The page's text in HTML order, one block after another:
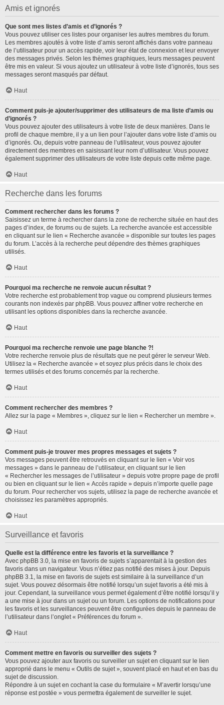
Amis et ignorés
Que sont mes listes d’amis et d’ignorés ?
Vous pouvez utiliser ces listes pour organiser les autres membres du forum.
Les membres ajoutés à votre liste d’amis seront affichés dans votre panneau
de l’utilisateur pour un accès rapide, voir leur état de connexion et leur envoyer
des messages privés. Selon les thèmes graphiques, leurs messages peuvent
être mis en valeur. Si vous ajoutez un utilisateur à votre liste d’ignorés, tous ses
messages seront masqués par défaut.
Haut
Comment puis-je ajouter/supprimer des utilisateurs de ma liste d’amis ou
d’ignorés ?
Vous pouvez ajouter des utilisateurs à votre liste de deux manières. Dans le
profil de chaque membre, il y a un lien pour l’ajouter dans votre liste d’amis ou
d’ignorés. Ou, depuis votre panneau de l’utilisateur, vous pouvez ajouter
directement des membres en saisissant leur nom d’utilisateur. Vous pouvez
également supprimer des utilisateurs de votre liste depuis cette même page.
Haut
Recherche dans les forums
Comment rechercher dans les forums ?
Saisissez un terme à rechercher dans la zone de recherche située en haut des
pages d’index, de forums ou de sujets. La recherche avancée est accessible
en cliquant sur le lien « Recherche avancée » disponible sur toutes les pages
du forum. L’accès à la recherche peut dépendre des thèmes graphiques
utilisés.
Haut
Pourquoi ma recherche ne renvoie aucun résultat ?
Votre recherche est probablement trop vague ou comprend plusieurs termes
courants non indexés par phpBB. Vous pouvez affiner votre recherche en
utilisant les options disponibles dans la recherche avancée.
Haut
Pourquoi ma recherche renvoie une page blanche ?!
Votre recherche renvoie plus de résultats que ne peut gérer le serveur Web.
Utilisez la « Recherche avancée » et soyez plus précis dans le choix des
termes utilisés et des forums concernés par la recherche.
Haut
Comment rechercher des membres ?
Allez sur la page « Membres », cliquez sur le lien « Rechercher un membre ».
Haut
Comment puis-je trouver mes propres messages et sujets ?
Vos messages peuvent être retrouvés en cliquant sur le lien « Voir vos
messages » dans le panneau de l’utilisateur, en cliquant sur le lien
« Rechercher les messages de l’utilisateur » depuis votre propre page de profil
ou bien en cliquant sur le lien « Accès rapide » depuis n’importe quelle page
du forum. Pour rechercher vos sujets, utilisez la page de recherche avancée et
choisissez les paramètres appropriés.
Haut
Surveillance et favoris
Quelle est la différence entre les favoris et la surveillance ?
Avec phpBB 3.0, la mise en favoris de sujets s’apparentait à la gestion des
favoris dans un navigateur. Vous n’étiez pas notifié des mises à jour. Depuis
phpBB 3.1, la mise en favoris de sujets est similaire à la surveillance d’un
sujet. Vous pouvez désormais être notifié lorsqu’un sujet favoris a été mis à
jour. Cependant, la surveillance vous permet également d’être notifié lorsqu’il y
a une mise à jour dans un sujet ou un forum. Les options de notifications pour
les favoris et les surveillances peuvent être configurées depuis le panneau de
l’utilisateur dans l’onglet « Préférences du forum ».
Haut
Comment mettre en favoris ou surveiller des sujets ?
Vous pouvez ajouter aux favoris ou surveiller un sujet en cliquant sur le lien
approprié dans le menu « Outils de sujet », souvent placé en haut et en bas du
sujet de discussion.
Répondre à un sujet en cochant la case du formulaire « M’avertir lorsqu’une
réponse est postée » vous permettra également de surveiller le sujet.